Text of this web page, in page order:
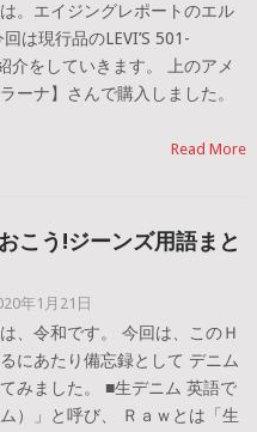
。エイジングレポートのエル
は現行品のLEVI’S 501-
介をしていきます。 上のアメ
ーナ】さんで購入しました。
Read More
こう!ジーンズ用語まと
年1月21日
、令和です。 今回は、このＨ
にあたり備忘録として デニム
みました。 ■生デニム 英語で
）」と呼び、 Ｒａｗとは「生